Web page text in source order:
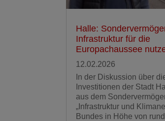
Halle:
Infrastruktur für die
Europachaussee
12.02.2026
In der Diskussion über
Investitionen der Stadt
aus dem
„Infrastruktur und
Bundes in Höhe von